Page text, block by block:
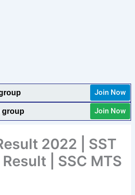
Join Now
group Join Now
2022 | SST
| SSC MTS